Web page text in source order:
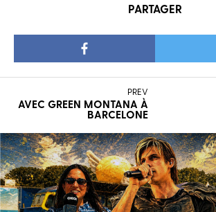
PARTAGER
PREV
AVEC GREEN MONTANA À
BARCELONE